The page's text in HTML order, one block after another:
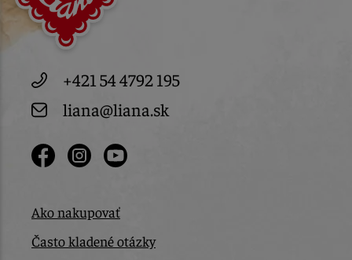
+421 54 4792 195
liana@liana.sk
Ako nakupovať
Často kladené otázky